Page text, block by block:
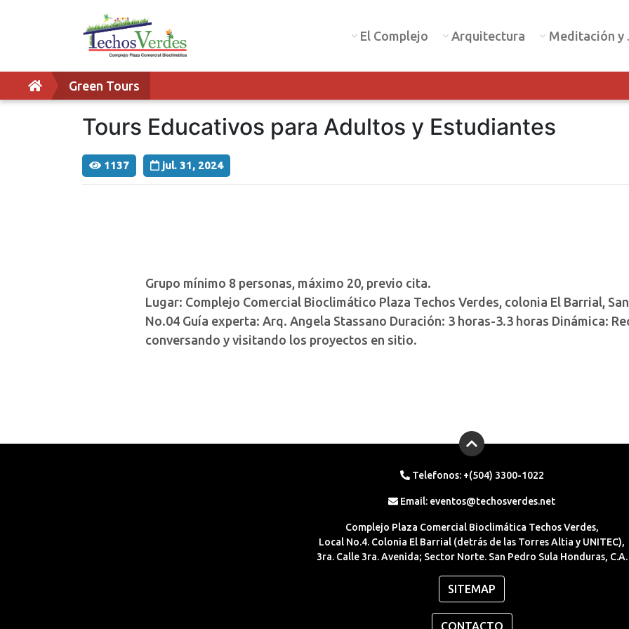
El Complejo Arquitectura Meditación y
Green Tours
Tours Educativos para Adultos y Estudiantes
1137 jul. 31, 2024
Grupo mínimo 8 personas, máximo 20, previo cita.
Lugar: Complejo Comercial Bioclimático Plaza Techos Verdes, colonia El Barrial,
No.04 Guía experta: Arq. Angela Stassano Duración: 3 horas-3.3 horas Dinámica:
conversando y visitando los proyectos en sitio.
Telefonos: +(504) 3300-1022
Email: eventos@techosverdes.net
Complejo Plaza Comercial Bioclimática Techos Verdes,
Local No.4. Colonia El Barrial (detrás de las Torres Altia y UNITEC),
3ra. Calle 3ra. Avenida; Sector Norte. San Pedro Sula Honduras, C.A.
SITEMAP
CONTACTO